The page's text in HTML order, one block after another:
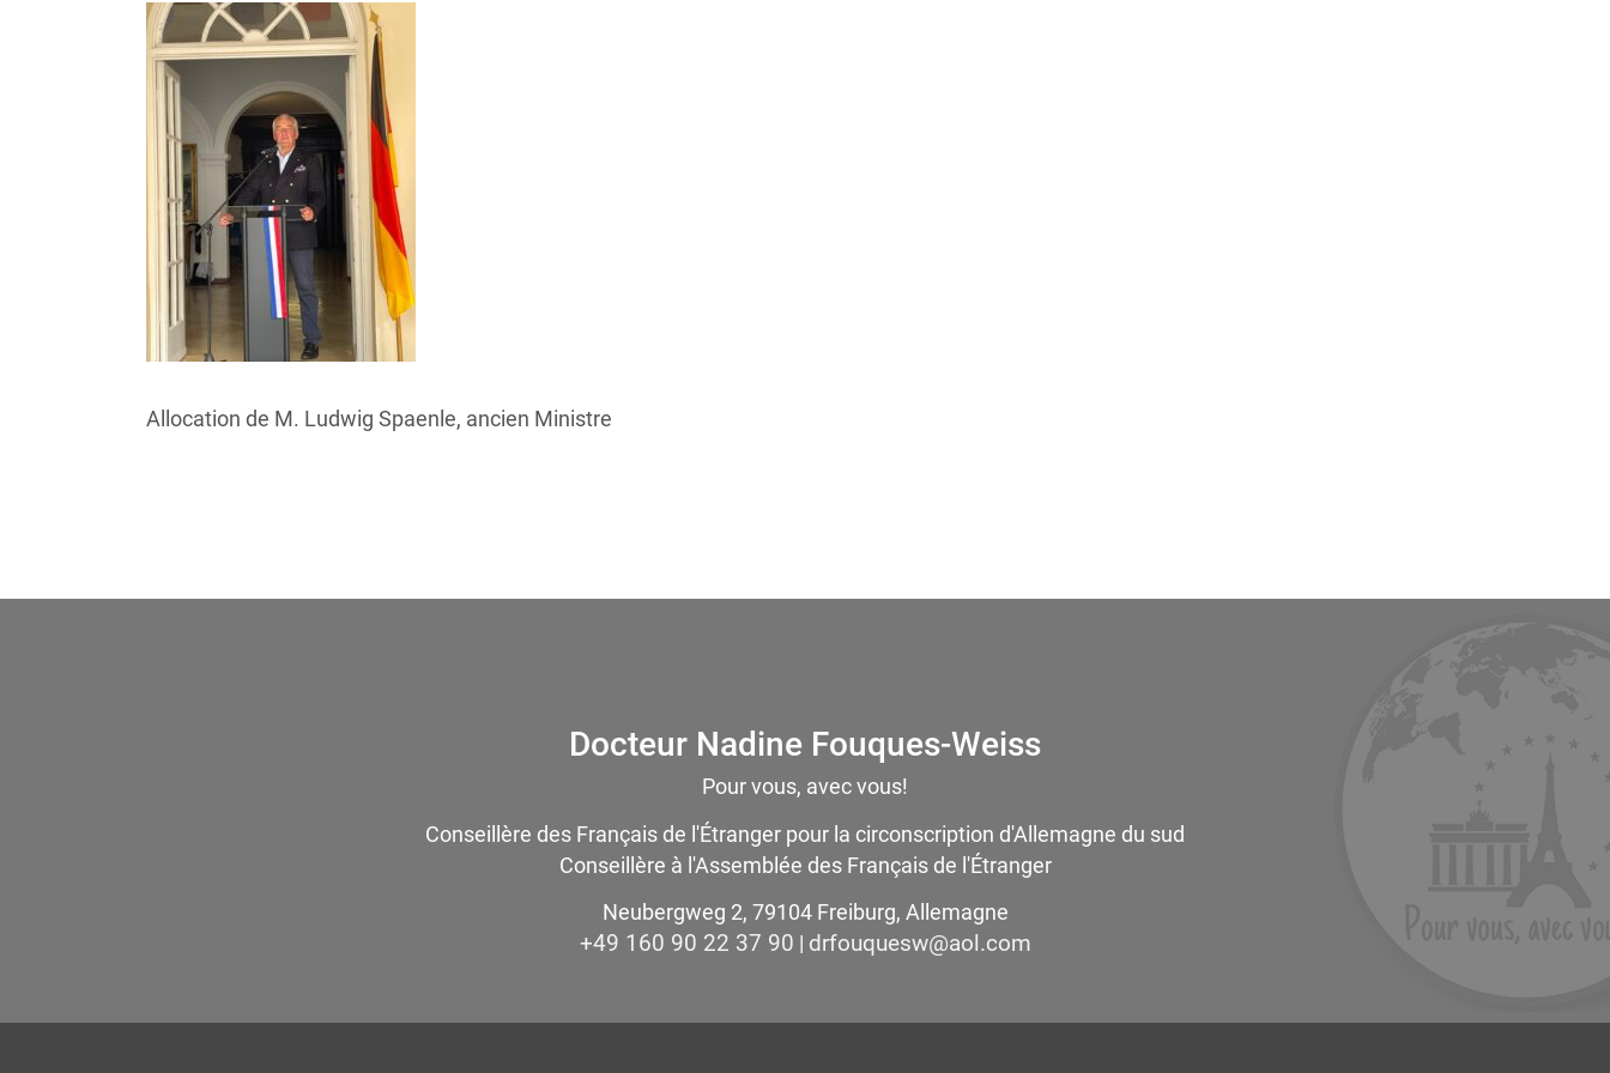
Allocation de M. Ludwig Spaenle, ancien Ministre
Docteur Nadine Fouques-Weiss
Pour vous, avec vous!
Conseillère des Français de l'Étranger pour la circonscription d'Allemagne du sud
Conseillère à l'Assemblée des Français de l'Étranger
Neubergweg 2, 79104 Freiburg, Allemagne
+49 160 90 22 37 90 | moc.loa@wseuquofrd